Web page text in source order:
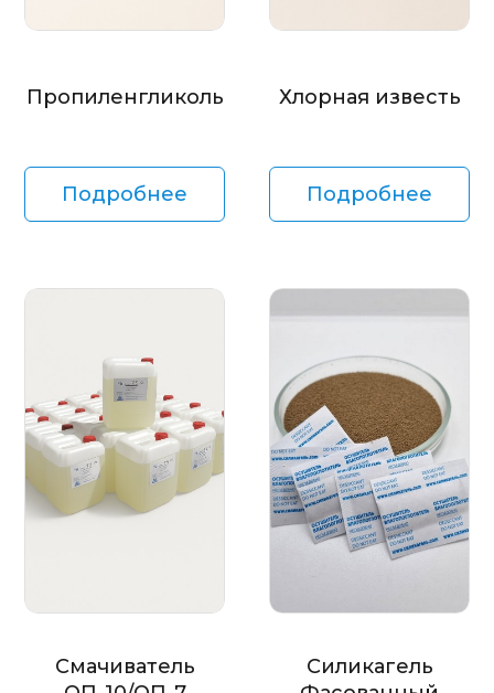
Пропиленгликоль
Подробнее
Хлорная известь
Подробнее
Смачиватель
Силикагель